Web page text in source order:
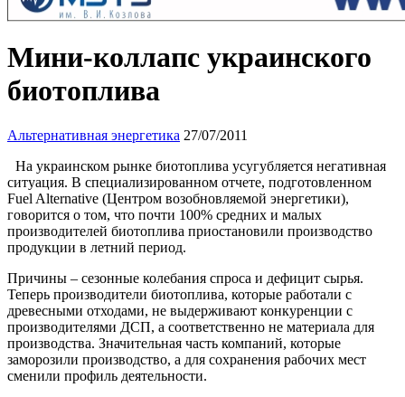
Мини-коллапс украинского
биотоплива
Альтернативная энергетика 27/07/2011
На украинском рынке биотоплива усугубляется негативная
ситуация. В специализированном отчете, подготовленном
Fuel Alternative (Центром возобновляемой энергетики),
говорится о том, что почти 100% средних и малых
производителей биотоплива приостановили производство
продукции в летний период.
Причины – сезонные колебания спроса и дефицит сырья.
Теперь производители биотоплива, которые работали с
древесными отходами, не выдерживают конкуренции с
производителями ДСП, а соответственно не материала для
производства. Значительная часть компаний, которые
заморозили производство, а для сохранения рабочих мест
сменили профиль деятельности.